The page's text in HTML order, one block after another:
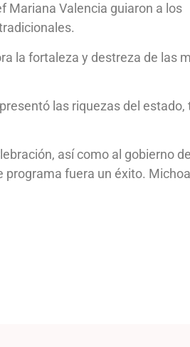
Mariana Valencia guiaron a los
la fortaleza y destreza de las
las riquezas del estado,
así como al gobierno de
programa fuera un éxito.